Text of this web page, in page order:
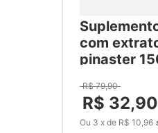
com
pinaster
R$ 79,90
R$ 32,90
Ou 3 xde R$ 10,96